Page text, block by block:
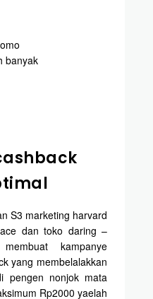
banyak
S3 marketing harvard
dan toko daring –
kampanye
yang membelalakkan
pengen nonjok mata
Rp2000 yaelah